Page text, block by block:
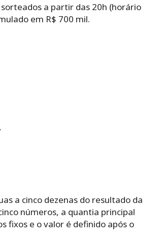
a partir das 20h (horário
em R$ 700 mil.
a cinco dezenas do resultado da
números, a quantia principal
fixos e o valor é definido após o